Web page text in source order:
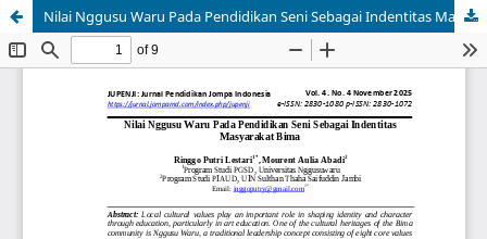
Nilai Nggusu Waru Pada Pendidikan Seni Sebagai Indentitas Masyarakat Bima